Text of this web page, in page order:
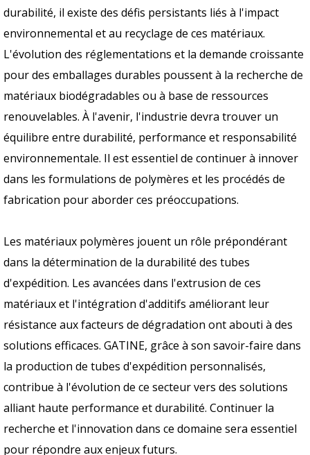
durabilité, il existe des défis persistants liés à l'impact
environnemental et au recyclage de ces matériaux.
L'évolution des réglementations et la demande croissante
pour des emballages durables poussent à la recherche de
matériaux biodégradables ou à base de ressources
renouvelables. À l'avenir, l'industrie devra trouver un
équilibre entre durabilité, performance et responsabilité
environnementale. Il est essentiel de continuer à innover
dans les formulations de polymères et les procédés de
fabrication pour aborder ces préoccupations.
Les matériaux polymères jouent un rôle prépondérant
dans la détermination de la durabilité des tubes
d'expédition. Les avancées dans l'extrusion de ces
matériaux et l'intégration d'additifs améliorant leur
résistance aux facteurs de dégradation ont abouti à des
solutions efficaces. GATINE, grâce à son savoir-faire dans
la production de tubes d'expédition personnalisés,
contribue à l'évolution de ce secteur vers des solutions
alliant haute performance et durabilité. Continuer la
recherche et l'innovation dans ce domaine sera essentiel
pour répondre aux enjeux futurs.